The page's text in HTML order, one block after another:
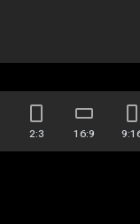
2:3 16:9